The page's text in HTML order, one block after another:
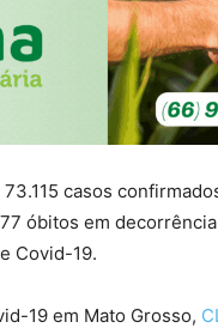
casos
óbitos em
Covid-19.
19 em Mato Grosso,